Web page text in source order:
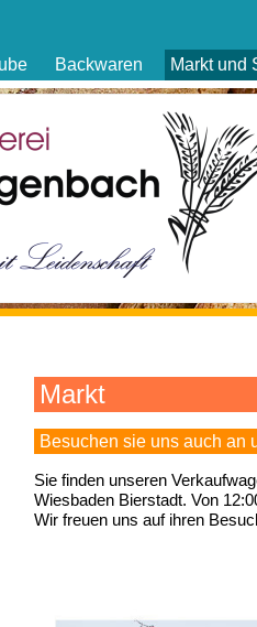
Backwaren Markt und
Markt
Besuchen sie uns auch an
Sie finden unseren
Wiesbaden Bierstadt. Von
Wir freuen uns auf ihren